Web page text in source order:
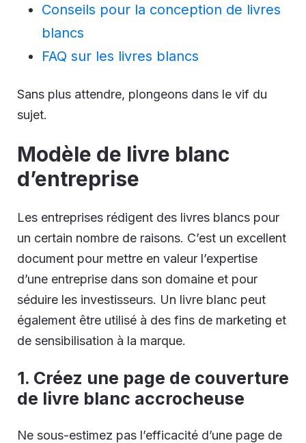
Conseils pour la conception de livres
blancs
FAQ sur les livres blancs
Sans plus attendre, plongeons dans le vif du
sujet.
Modèle de livre blanc
d’entreprise
Les entreprises rédigent des livres blancs pour
un certain nombre de raisons. C’est un excellent
document pour mettre en valeur l’expertise
d’une entreprise dans son domaine et pour
séduire les investisseurs. Un livre blanc peut
également être utilisé à des fins de marketing et
de sensibilisation à la marque.
1. Créez une page de couverture
de livre blanc accrocheuse
Ne sous-estimez pas l’efficacité d’une page de